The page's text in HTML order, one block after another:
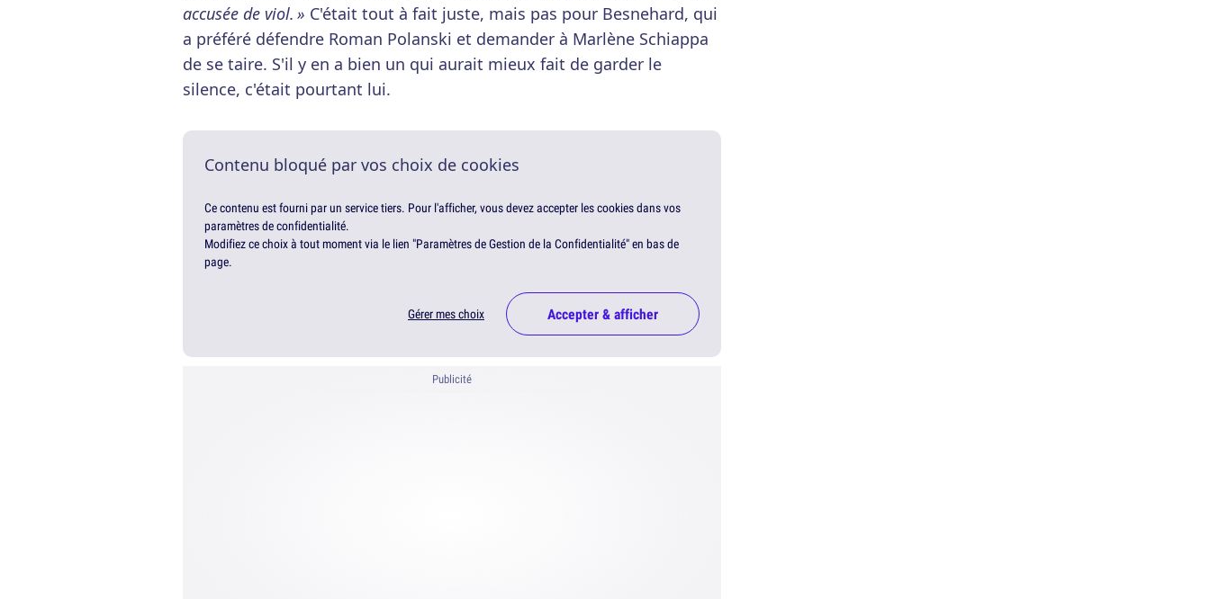
accusée de viol. » C'était tout à fait juste, mais pas pour Besnehard, qui
a préféré défendre Roman Polanski et demander à Marlène Schiappa
de se taire. S'il y en a bien un qui aurait mieux fait de garder le
silence, c'était pourtant lui.
Contenu bloqué par vos choix de cookies
Ce contenu est fourni par un service tiers. Pour l'afficher, vous devez accepter les cookies dans vos
paramètres de confidentialité.
Modifiez ce choix à tout moment via le lien "Paramètres de Gestion de la Confidentialité" en bas de
page.
Gérer mes choix Accepter & afficher
Publicité